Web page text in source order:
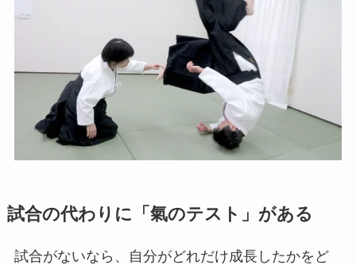
試合の代わりに「氣のテスト」がある
試合がないなら、自分がどれだけ成長したかをど